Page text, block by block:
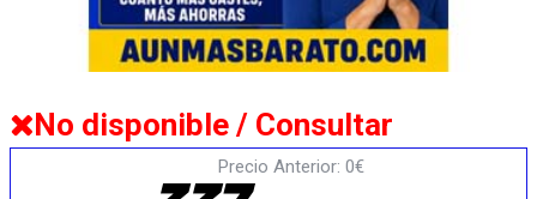
No disponible / Consultar
Precio Anterior: 0€